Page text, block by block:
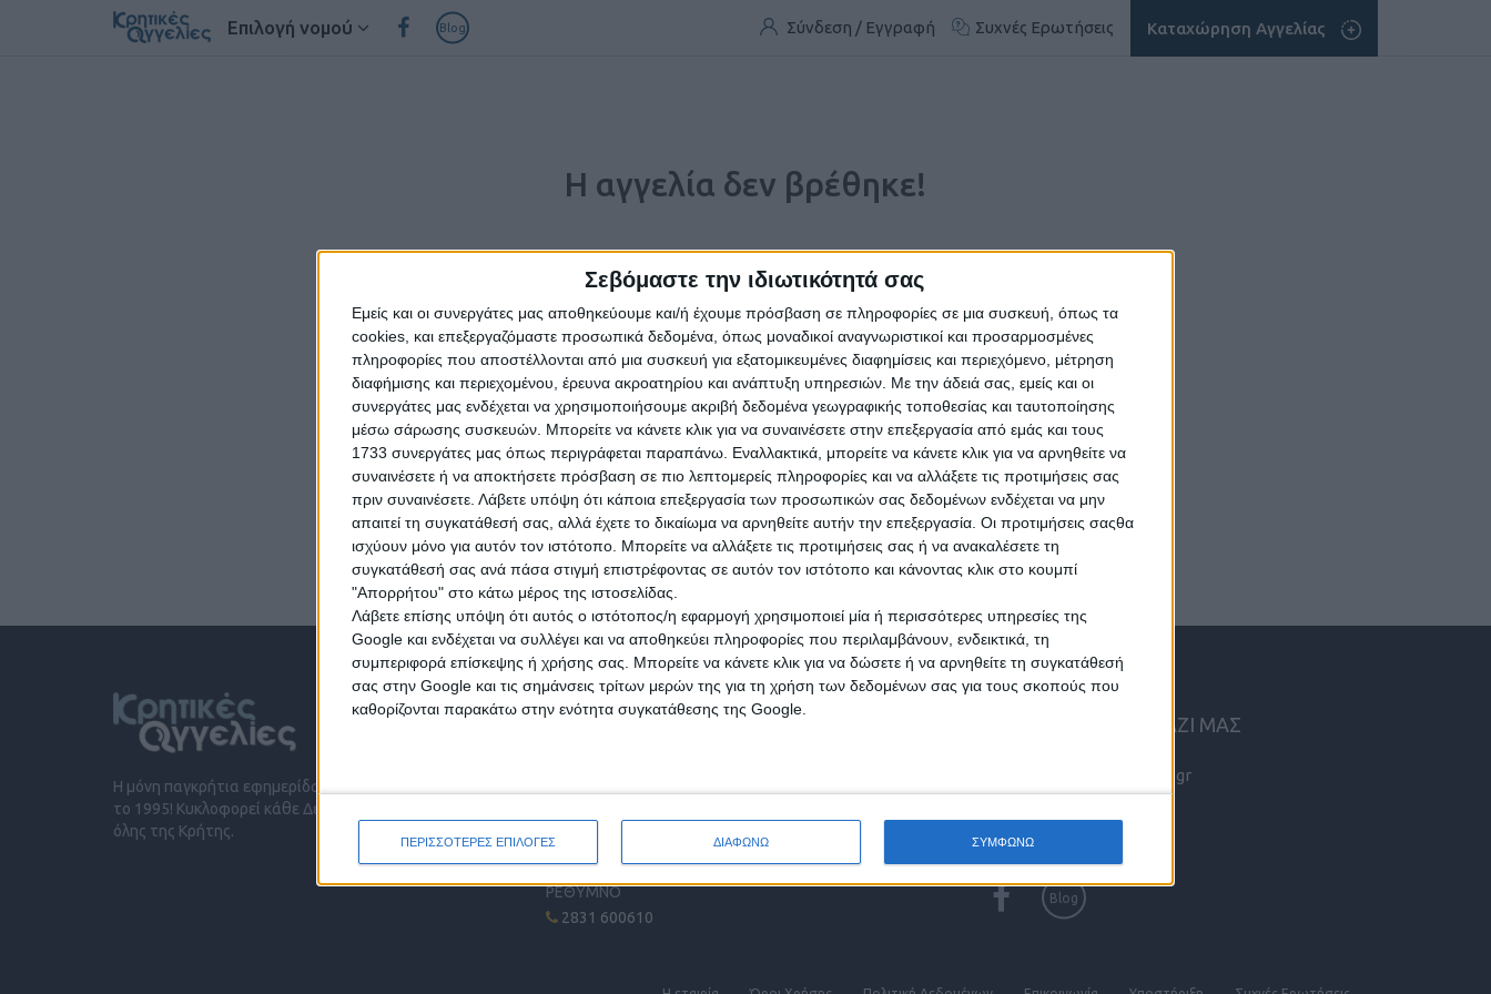
Σεβόμαστε την ιδιωτικότητά σας
Εμείς και οι συνεργάτες μας αποθηκεύουμε και/ή έχουμε πρόσβαση σε πληροφορίες σε μια συσκευή, όπως τα
cookies, και επεξεργαζόμαστε προσωπικά δεδομένα, όπως μοναδικοί αναγνωριστικοί και προσαρμοσμένες
πληροφορίες που αποστέλλονται από μια συσκευή για εξατομικευμένες διαφημίσεις και περιεχόμενο, μέτρηση
διαφήμισης και περιεχομένου, έρευνα ακροατηρίου και ανάπτυξη υπηρεσιών. Με την άδειά σας, εμείς και οι
συνεργάτες μας ενδέχεται να χρησιμοποιήσουμε ακριβή δεδομένα γεωγραφικής τοποθεσίας και ταυτοποίησης
μέσω σάρωσης συσκευών. Μπορείτε να κάνετε κλικ για να συναινέσετε στην επεξεργασία από εμάς και τους
1733 συνεργάτες μας όπως περιγράφεται παραπάνω. Εναλλακτικά, μπορείτε να κάνετε κλικ για να αρνηθείτε να
συναινέσετε ή να αποκτήσετε πρόσβαση σε πιο λεπτομερείς πληροφορίες και να αλλάξετε τις προτιμήσεις σας
πριν συναινέσετε. Λάβετε υπόψη ότι κάποια επεξεργασία των προσωπικών σας δεδομένων ενδέχεται να μην
απαιτεί τη συγκατάθεσή σας, αλλά έχετε το δικαίωμα να αρνηθείτε αυτήν την επεξεργασία. Οι προτιμήσεις σαςθα
ισχύουν μόνο για αυτόν τον ιστότοπο. Μπορείτε να αλλάξετε τις προτιμήσεις σας ή να ανακαλέσετε τη
συγκατάθεσή σας ανά πάσα στιγμή επιστρέφοντας σε αυτόν τον ιστότοπο και κάνοντας κλικ στο κουμπί
"Απορρήτου" στο κάτω μέρος της ιστοσελίδας.
Λάβετε επίσης υπόψη ότι αυτός ο ιστότοπος/η εφαρμογή χρησιμοποιεί μία ή περισσότερες υπηρεσίες της
Google και ενδέχεται να συλλέγει και να αποθηκεύει πληροφορίες που περιλαμβάνουν, ενδεικτικά, τη
συμπεριφορά επίσκεψης ή χρήσης σας. Μπορείτε να κάνετε κλικ για να δώσετε ή να αρνηθείτε τη συγκατάθεσή
σας στην Google και τις σημάνσεις τρίτων μερών της για τη χρήση των δεδομένων σας για τους σκοπούς που
καθορίζονται παρακάτω στην ενότητα συγκατάθεσης της Google.
ΠΕΡΙΣΣΟΤΕΡΕΣ ΕΠΙΛΟΓΕΣ ΔΙΑΦΩΝΩ ΣΥΜΦΩΝΩ
Επιλογή νομού Blog Σύνδεση / Εγγραφή Συχνές Ερωτήσεις Καταχώρηση Αγγελίας
Η αγγελία δεν βρέθηκε!
Η αγγελία που ζητήσατε δεν υπάρχει.
Η μόνη παγκρήτια εφημερίδα δωρεάν αγγελιών, από
το 1995! Κυκλοφορεί κάθε Δευτέρα στα περίπτερα
όλης της Κρήτης.
ΤΗΛΕΦΩΝΙΚΟ ΚΕΝΤΡΟ
2810 342474
2821 200210
ΡΕΘΥΜΝΟ
2831 600610
ΕΠΙΚΟΙΝΩΝΗΣΤΕ ΜΑΖΙ ΜΑΣ
info@kritikes-aggelies.gr
Blog